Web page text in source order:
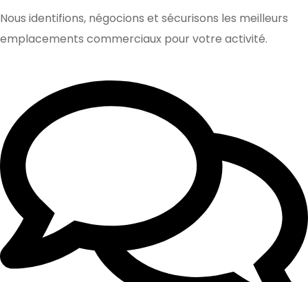
Nous identifions, négocions et sécurisons les meilleurs
emplacements commerciaux pour votre activité.